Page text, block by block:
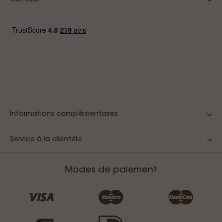
Informations complémentaires
Service à la clientèle
Modes de paiement